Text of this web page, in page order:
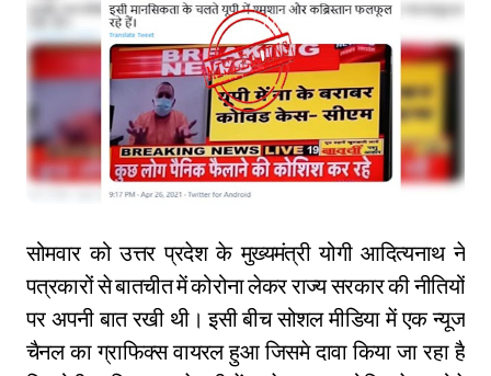
सोमवार को उत्तर प्रदेश के मुख्यमंत्री योगी आदित्यनाथ ने
पत्रकारों से बातचीत में कोरोना लेकर राज्य सरकार की नीतियों
पर अपनी बात रखी थी। इसी बीच सोशल मीडिया में एक न्यूज
चैनल का ग्राफिक्स वायरल हुआ जिसमे दावा किया जा रहा है